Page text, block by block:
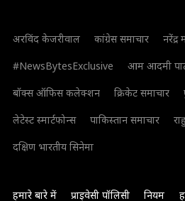
अरविंद केजरीवाल कांग्रेस समाचार नरेंद्र
#NewsBytesExclusive
आम आदमी
बॉक्स ऑफिस कलेक्शन
क्रिकेट समाचार
लेटेस्ट स्मार्टफोन्स
पाकिस्तान समाचार
दक्षिण भारतीय सिनेमा
हमारे बारे में प्राइवेसी पॉलिसी नियम